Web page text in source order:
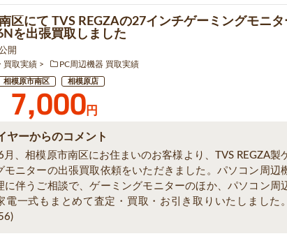
区にて TVS REGZAの27インチゲーミングモニタ
を出張買取しました
開
買取実績 PC周辺機器 買取実績
相模原市南区 相模原店
7,000円
ヤーからのコメント
、相模原市南区にお住まいのお客様より、TVS REGZA製
モニターの出張買取依頼をいただきました。パソコン周辺
に伴うご相談で、ゲーミングモニターのほか、パソコン周
電一式もまとめて査定・買取・お引き取りいたしました。